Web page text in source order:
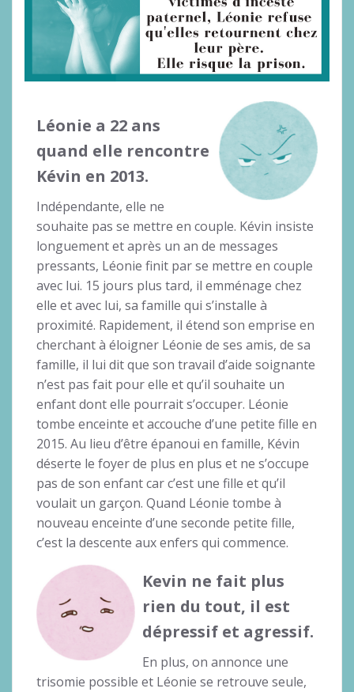
Léonie a 22 ans
quand elle rencontre
Kévin en 2013.
Indépendante, elle ne
souhaite pas se mettre en couple. Kévin insiste
longuement et après un an de messages
pressants, Léonie finit par se mettre en couple
avec lui. 15 jours plus tard, il emménage chez
elle et avec lui, sa famille qui s’installe à
proximité. Rapidement, il étend son emprise en
cherchant à éloigner Léonie de ses amis, de sa
famille, il lui dit que son travail d’aide soignante
n’est pas fait pour elle et qu’il souhaite un
enfant dont elle pourrait s’occuper. Léonie
tombe enceinte et accouche d’une petite fille en
2015. Au lieu d’être épanoui en famille, Kévin
déserte le foyer de plus en plus et ne s’occupe
pas de son enfant car c’est une fille et qu’il
voulait un garçon. Quand Léonie tombe à
nouveau enceinte d’une seconde petite fille,
c’est la descente aux enfers qui commence.
Kevin ne fait plus
rien du tout, il est
dépressif et agressif.
En plus, on annonce une
trisomie possible et Léonie se retrouve seule,